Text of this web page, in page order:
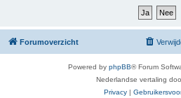
Forumoverzicht
Powered by phpBB® Forum
Nederlandse vertaling
Privacy |